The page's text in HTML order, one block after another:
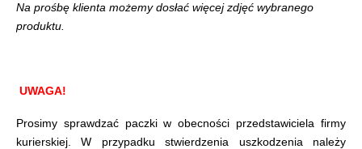
Na prośbę klienta możemy dosłać więcej zdjęć wybranego
produktu.
UWAGA!
Prosimy sprawdzać paczki w obecności przedstawiciela firmy
kurierskiej. W przypadku stwierdzenia uszkodzenia należy